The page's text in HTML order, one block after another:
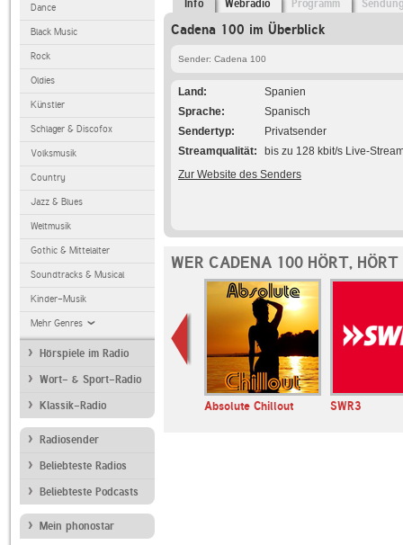
Dance
Black Music
Rock
Oldies
Künstler
Schlager & Discofox
Volksmusik
Country
Jazz & Blues
Weltmusik
Gothic & Mittelalter
Soundtracks & Musical
Kinder-Musik
Mehr Genres
Hörspiele im Radio
Wort- & Sport-Radio
Klassik-Radio
Radiosender
Beliebteste Radios
Beliebteste Podcasts
Mein phonostar
Info Webradio Programm
Cadena 100 im Überblick
Sender: Cadena 100
Land
Spanien
Sprache
Spanisch
Sendertyp
Privatsender
Streamqualität
bis zu 128 kbit/s Live-
Zur Website des Senders
WER CADENA 100 HÖRT, HÖRT
Italia
ANTENNE BAYERN
CHILLOUT ANTENNE
Absolute Chillout SWR3